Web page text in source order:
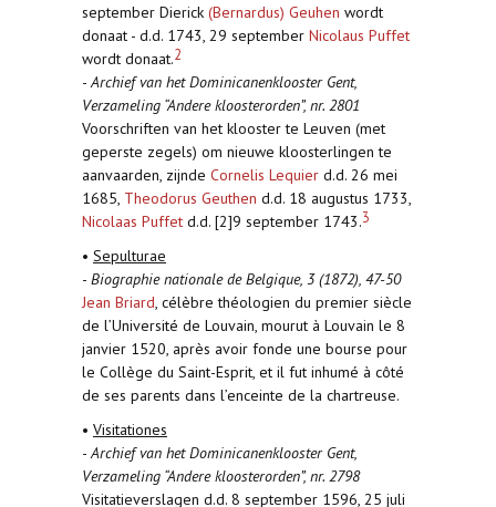
september Dierick (Bernardus) Geuhen wordt
donaat - d.d. 1743, 29 september Nicolaus Puffet
wordt donaat.2
-Archief van het Dominicanenklooster Gent,
Verzameling “Andere kloosterorden”, nr. 2801
Voorschriften van het klooster te Leuven (met
geperste zegels) om nieuwe kloosterlingen te
aanvaarden, zijnde Cornelis Lequier d.d. 26 mei
1685, Theodorus Geuthen d.d. 18 augustus 1733,
Nicolaas Puffet d.d. [2]9 september 1743.3
• Sepulturae
- Biographie nationale de Belgique, 3 (1872), 47-50
Jean Briard, célèbre théologien du premier siècle
de l’Université de Louvain, mourut à Louvain le 8
janvier 1520, après avoir fonde une bourse pour
le Collège du Saint-Esprit, et il fut inhumé à côté
de ses parents dans l’enceinte de la chartreuse.
• Visitationes
-Archief van het Dominicanenklooster Gent,
Verzameling “Andere kloosterorden”, nr. 2798
Visitatieverslagen d.d. 8 september 1596, 25 juli